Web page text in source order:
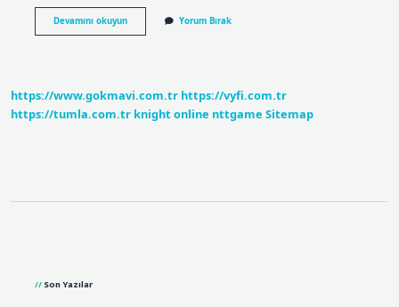
Devamını okuyunBilim
Ve
Yorum Bırak
https://www.gokmavi.com.tr https://vyfi.com.tr
https://tumla.com.tr knight online nttgame Sitemap
Son Yazılar